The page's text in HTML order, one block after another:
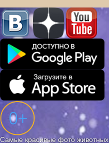
Самые красивые фото животных